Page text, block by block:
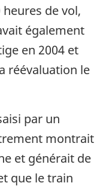
de vol,
également
en 2004 et
réévaluation le
par un
montrait
et générait de
que le train